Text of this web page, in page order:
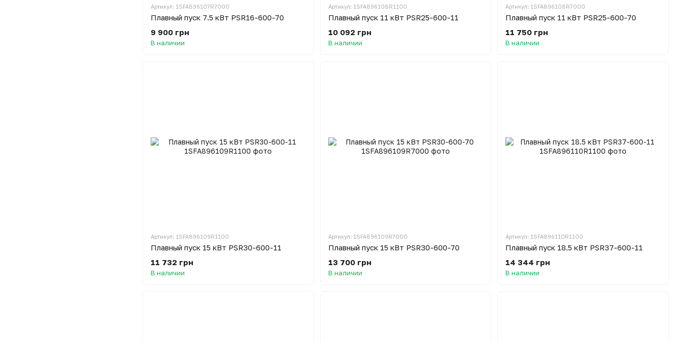
Артикул: 1SFA896107R7000
Плавный пуск 7.5 кВт PSR16-600-70
9 900 грн
В наличии
Артикул: 1SFA896108R1100
Плавный пуск 11 кВт PSR25-600-11
10 092 грн
В наличии
Артикул: 1SFA896108R7000
Плавный пуск 11 кВт PSR25-600-70
11 750 грн
В наличии
Артикул: 1SFA896109R1100
Плавный пуск 15 кВт PSR30-600-11
11 732 грн
В наличии
Артикул: 1SFA896109R7000
Плавный пуск 15 кВт PSR30-600-70
13 700 грн
В наличии
Артикул: 1SFA896110R1100
Плавный пуск 18.5 кВт PSR37-600-11
14 344 грн
В наличии